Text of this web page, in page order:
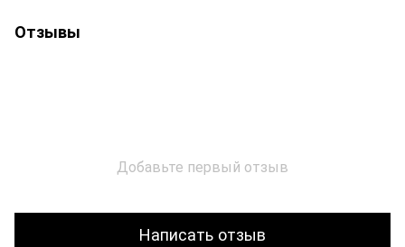
Отзывы
Добавьте первый отзыв
Написать отзыв